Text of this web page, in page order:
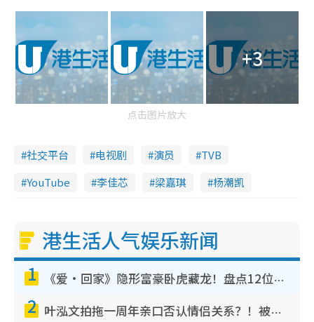
+3
点击图片放大
社交平台 电视剧 演员
TVB
YouTube
李佳芯 梁嘉琪 杨潮凯
港生活人气娱乐新闻
1 《爱·回家》隐形富豪卧虎藏龙！盘点12位财气逼人的有钱艺人：这位美女3亿身家不愁做
2 叶泓文拍拖一周年亲口否认情侣关系？！被质疑感情造假竟称GM“普通同事”